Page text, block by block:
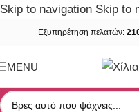
Skip to navigation Skip to
Εξυπηρέτηση πελατών:
MENU